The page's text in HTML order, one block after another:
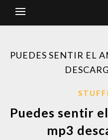
PUEDES SENTIR EL
Puedes sentir
mp3